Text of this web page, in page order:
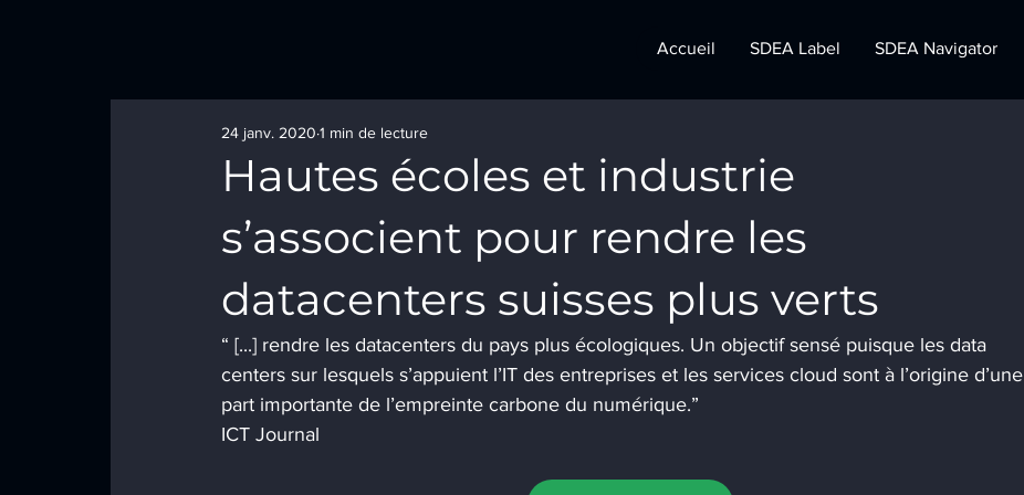
Accueil SDEA Label SDEA Navigator
Hautes écoles et industrie
s’associent pour rendre les
datacenters suisses plus verts
24 janv. 2020 1 min de lecture
“ [...] rendre les datacenters du pays plus écologiques. Un objectif sensé puisque les data
centers sur lesquels s’appuient l’IT des entreprises et les services cloud sont à l’origine d’une
part importante de l’empreinte carbone du numérique.”
ICT Journal